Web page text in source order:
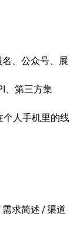
、公众号、展
、第三方集
个人手机里的线
求简述 / 渠道